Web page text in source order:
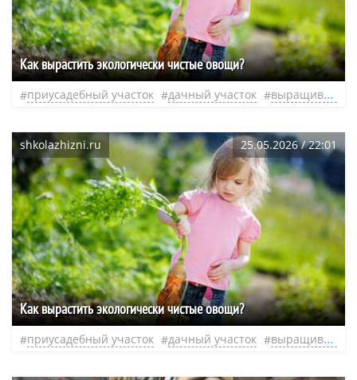
Как вырастить экологически чистые овощи?
приусадебный участок дачный участок выращивание овощей
shkolazhizni.ru 25.05.2026 / 22:01
Как вырастить экологически чистые овощи?
приусадебный участок дачный участок выращивание овощей